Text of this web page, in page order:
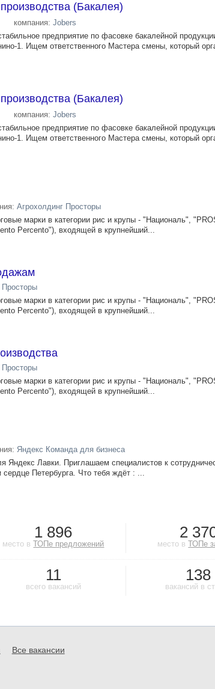
(Бакалея)
компания: Jobers
предприятие по фасовке бакалейной
1. Ищем ответственного Мастера смены, который
(Бакалея)
компания: Jobers
предприятие по фасовке бакалейной
1. Ищем ответственного Мастера смены, который
Агрохолдинг Просторы
марки в категории рис и крупы - "Националь",
Percento"), входящей в крупнейший...
Просторы
марки в категории рис и крупы - "Националь",
Percento"), входящей в крупнейший...
Просторы
марки в категории рис и крупы - "Националь",
Percento"), входящей в крупнейший...
Яндекс Команда для бизнеса
Яндекс Лавки. Приглашаем специалистов к
Петербурга. Что тебя ждёт : ...
1 896
место вТОПе предложений
2
место вТОПе
11
всего вакансий
138
вакансий в
Все вакансии